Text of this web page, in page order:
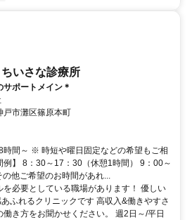
いさな診療所
ポートメイン＊
戸市灘区篠原本町
時間～ ※ 時短や曜日固定などの希望もご相
例】 8：30～17：30（休憩1時間） 9：00～
他ご希望のお時間があれ...
必要としている職場があります！ 優しい
ふれるクリニックです 高収入&働きやすさ
き方をお聞かせください。 週2日～/平日